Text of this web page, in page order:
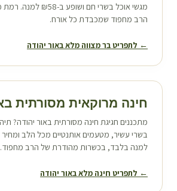
מגשי אוכל בשרי חם
הרב מחפוד שמכבדת כל אורח.
← לתפריט בר מצווה מלא באור יהודה
חינה מרוקאית מסורתית ב
מתכננים חגיגת חינה מסורתית באור יהודה?
למנה בלבד, בכשרות מהודרת של הרב מחפוד.
← לתפריט חינה מלא באור יהודה